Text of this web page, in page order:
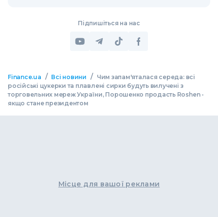
Підпишіться на нас
Finance.ua / Всі новини /
Чим запам'яталася середа: всі
російські цукерки та плавлені сирки будуть вилучені з
торговельних мереж України, Порошенко продасть Roshen -
якщо стане президентом
Місце для вашої реклами